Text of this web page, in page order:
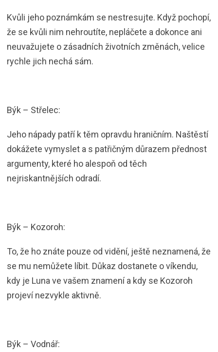
Kvůli jeho poznámkám se nestresujte. Když pochopí,
že se kvůli nim nehroutíte, nepláčete a dokonce ani
neuvažujete o zásadních životních změnách, velice
rychle jich nechá sám.
Býk – Střelec:
Jeho nápady patří k těm opravdu hraničním. Naštěstí
dokážete vymyslet a s patřičným důrazem přednost
argumenty, které ho alespoň od těch
nejriskantnějších odradí.
Býk – Kozoroh:
To, že ho znáte pouze od vidění, ještě neznamená, že
se mu nemůžete líbit. Důkaz dostanete o víkendu,
kdy je Luna ve vašem znamení a kdy se Kozoroh
projeví nezvykle aktivně.
Býk – Vodnář: